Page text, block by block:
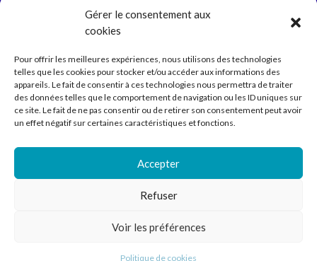
Gérer le consentement aux
cookies
Pour offrir les meilleures expériences, nous utilisons des technologies
telles que les cookies pour stocker et/ou accéder aux informations des
appareils. Le fait de consentir à ces technologies nous permettra de traiter
des données telles que le comportement de navigation ou les ID uniques sur
ce site. Le fait de ne pas consentir ou de retirer son consentement peut avoir
un effet négatif sur certaines caractéristiques et fonctions.
Accepter
Refuser
Voir les préférences
Politique de cookies
mensuelle et jamais plus. Parole d’Ariadne.
Compagnie
Spectacles
Ecritures
Médiation
Agenda
Contact
Compagnie Ariadne © 2022 // Direction Anne Courel • 66